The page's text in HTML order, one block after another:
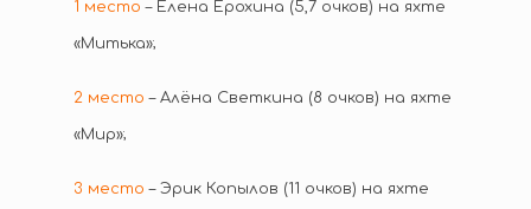
1 место – Елена Ерохина (5,7 очков) на яхте
«Митька»;
2 место – Алёна Светкина (8 очков) на яхте
«Мир»;
3 место – Эрик Копылов (11 очков) на яхте